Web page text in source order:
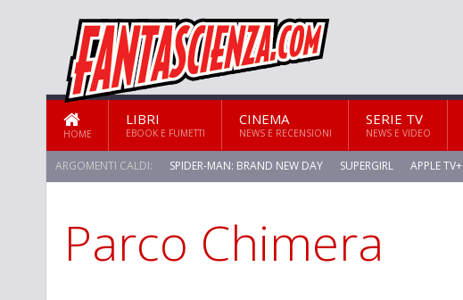
HOME
LIBRI
EBOOK E FUMETTI
CINEMA
NEWS E RECENSIONI
SERIE TV
NEWS E VIDEO
ARGOMENTI CALDI: SPIDER-MAN: BRAND NEW DAY SUPERGIRL APPLE TV+
STAR TREK: STRANGE NEW WORLDS
Parco Chimera